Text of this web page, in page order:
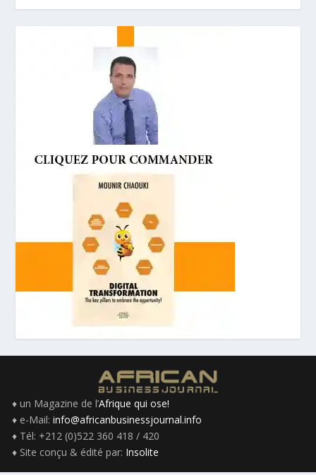
♦ un Magazine de l’Afrique qui ose!
♦ e-Mail: info@africanbusinessjournal.info
♦ Tél: +212 (0)522 360 418 / 420
♦ Site conçu & édité par: Insolite